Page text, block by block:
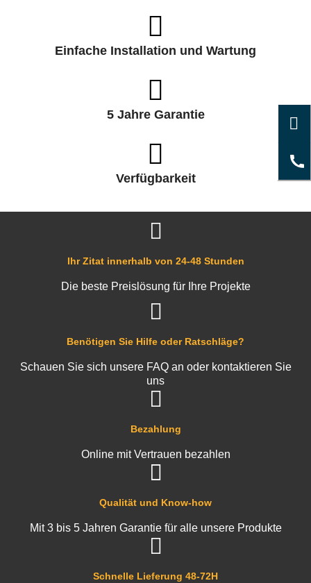
Einfache Installation und Wartung
5 Jahre Garantie
Verfügbarkeit
Schnelle Lieferung 48-72H
Qualität und Know-how
Mit 3 bis 5 Jahren Garantie für alle unsere Produkte
Bezahlung
Online mit Vertrauen bezahlen
Benötigen Sie Hilfe oder Ratschläge?
Schauen Sie sich unsere FAQ an oder kontaktieren Sie
uns
Ihr Zitat innerhalb von 24-48 Stunden
Die beste Preislösung für Ihre Projekte